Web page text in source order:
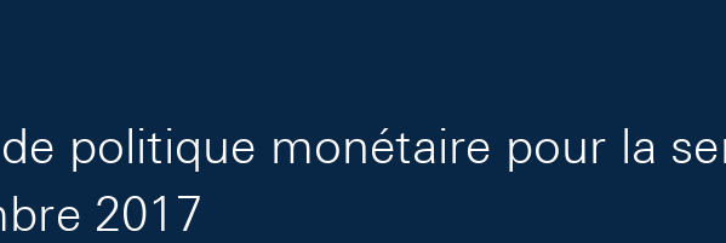
politique monétaire pour la
2017